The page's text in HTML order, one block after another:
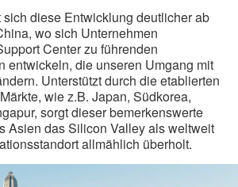
diese Entwicklung deutlicher ab
wo sich Unternehmen
Center zu führenden
entwickeln, die unseren Umgang mit
Unterstützt durch die etablierten
wie z.B. Japan, Südkorea,
sorgt dieser bemerkenswerte
Asien das Silicon Valley als weltweit
allmählich überholt.